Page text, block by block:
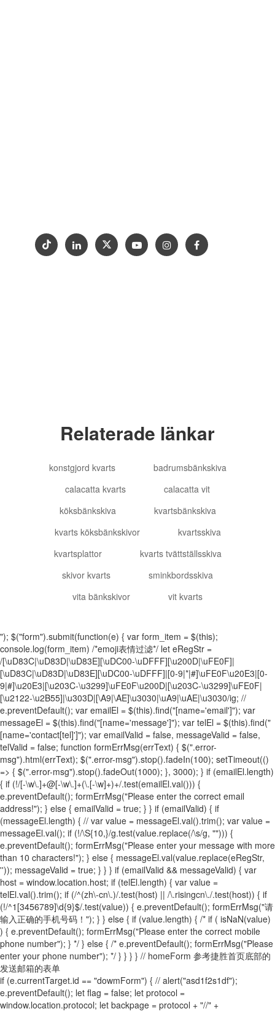
Relaterade länkar
konstgjord kvarts
badrumsbänkskiva
calacatta kvarts
calacatta vit
köksbänkskiva
kvartsbänkskiva
kvarts köksbänkskivor
kvartsskiva
kvartsplattor
kvarts tvättställsskiva
skivor kvarts
sminkbordsskiva
vita bänkskivor
vit kvarts
"); $("form").submit(function(e) { var form_item = $(this);
console.log(form_item) /*emoji表情过滤*/ let eRegStr =
/[\uD83C|\uD83D|\uD83E][\uDC00-\uDFFF][\u200D|\uFE0F]|
[\uD83C|\uD83D|\uD83E][\uDC00-\uDFFF]|[0-9|*|#]\uFE0F\u20E3|[0-
9|#]\u20E3|[\u203C-\u3299]\uFE0F\u200D|[\u203C-\u3299]\uFE0F|
[\u2122-\u2B55]|\u303D|[\A9|\AE]\u3030|\uA9|\uAE|\u3030/ig; //
e.preventDefault(); var emailEl = $(this).find("[name='email']"); var
messageEl = $(this).find("[name='message']"); var telEl = $(this).find("
[name='contact[tel]']"); var emailValid = false, messageValid = false,
telValid = false; function formErrMsg(errText) { $(".error-
msg").html(errText); $(".error-msg").stop().fadeIn(100); setTimeout(()
=> { $(".error-msg").stop().fadeOut(1000); }, 3000); } if (emailEl.length)
{ if (!/[-\w\.]+@[-\w\.]+(\.[-\w]+)+/.test(emailEl.val())) {
e.preventDefault(); formErrMsg("Please enter the correct email
address!"); } else { emailValid = true; } } if (emailValid) { if
(messageEl.length) { // var value = messageEl.val().trim(); var value =
messageEl.val(); if (!/\S{10,}/g.test(value.replace(/\s/g, ""))) {
e.preventDefault(); formErrMsg("Please enter your message with more
than 10 characters!"); } else { messageEl.val(value.replace(eRegStr,
'')); messageValid = true; } } } if (emailValid && messageValid) { var
host = window.location.host; if (telEl.length) { var value =
telEl.val().trim(); if (/^(zh\-cn\.)/.test(host) || /\.risingcn\./.test(host)) { if
(!/^1[3456789]\d{9}$/.test(value)) { e.preventDefault(); formErrMsg("请
输入正确的手机号码！"); } } else { if (value.length) { /* if ( isNaN(value)
) { e.preventDefault(); formErrMsg("Please enter the correct mobile
phone number"); } */ } else { /* e.preventDefault(); formErrMsg("Please
enter your phone number"); */ } } } } // homeForm 参考捷胜首页底部的
发送邮箱的表单
if (e.currentTarget.id == "dowmForm") { // alert("asd1f2s1df");
e.preventDefault(); let flag = false; let protocol =
window.location.protocol; let backpage = protocol + "//" +